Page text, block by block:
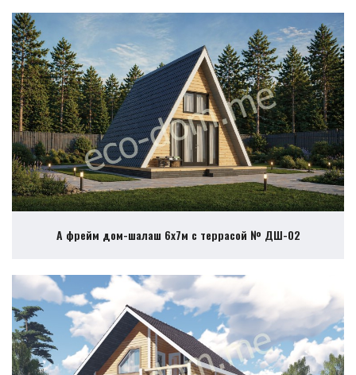
А фрейм дом-шалаш 6х7м с террасой № ДШ-02